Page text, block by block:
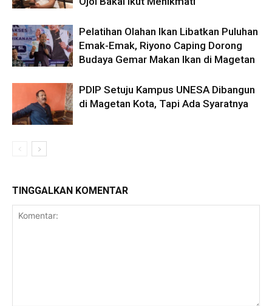
Pelatihan Olahan Ikan Libatkan Puluhan
Emak-Emak, Riyono Caping Dorong
Budaya Gemar Makan Ikan di Magetan
PDIP Setuju Kampus UNESA Dibangun
di Magetan Kota, Tapi Ada Syaratnya
TINGGALKAN KOMENTAR